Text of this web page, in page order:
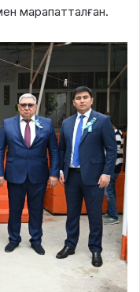
марапатталған.